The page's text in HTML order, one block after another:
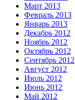
Март 2013
Февраль 2013
Январь 2013
Декабрь 2012
Ноябрь 2012
Октябрь 2012
Сентябрь 2012
Август 2012
Июль 2012
Июнь 2012
Май 2012